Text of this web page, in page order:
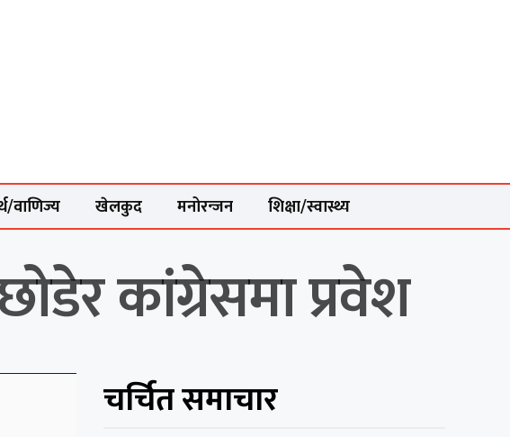
वाणिज्य खेलकुद मनोरन्जन शिक्षा/स्वास्थ्य
कांग्रेसमा प्रवेश
चर्चित समाचार